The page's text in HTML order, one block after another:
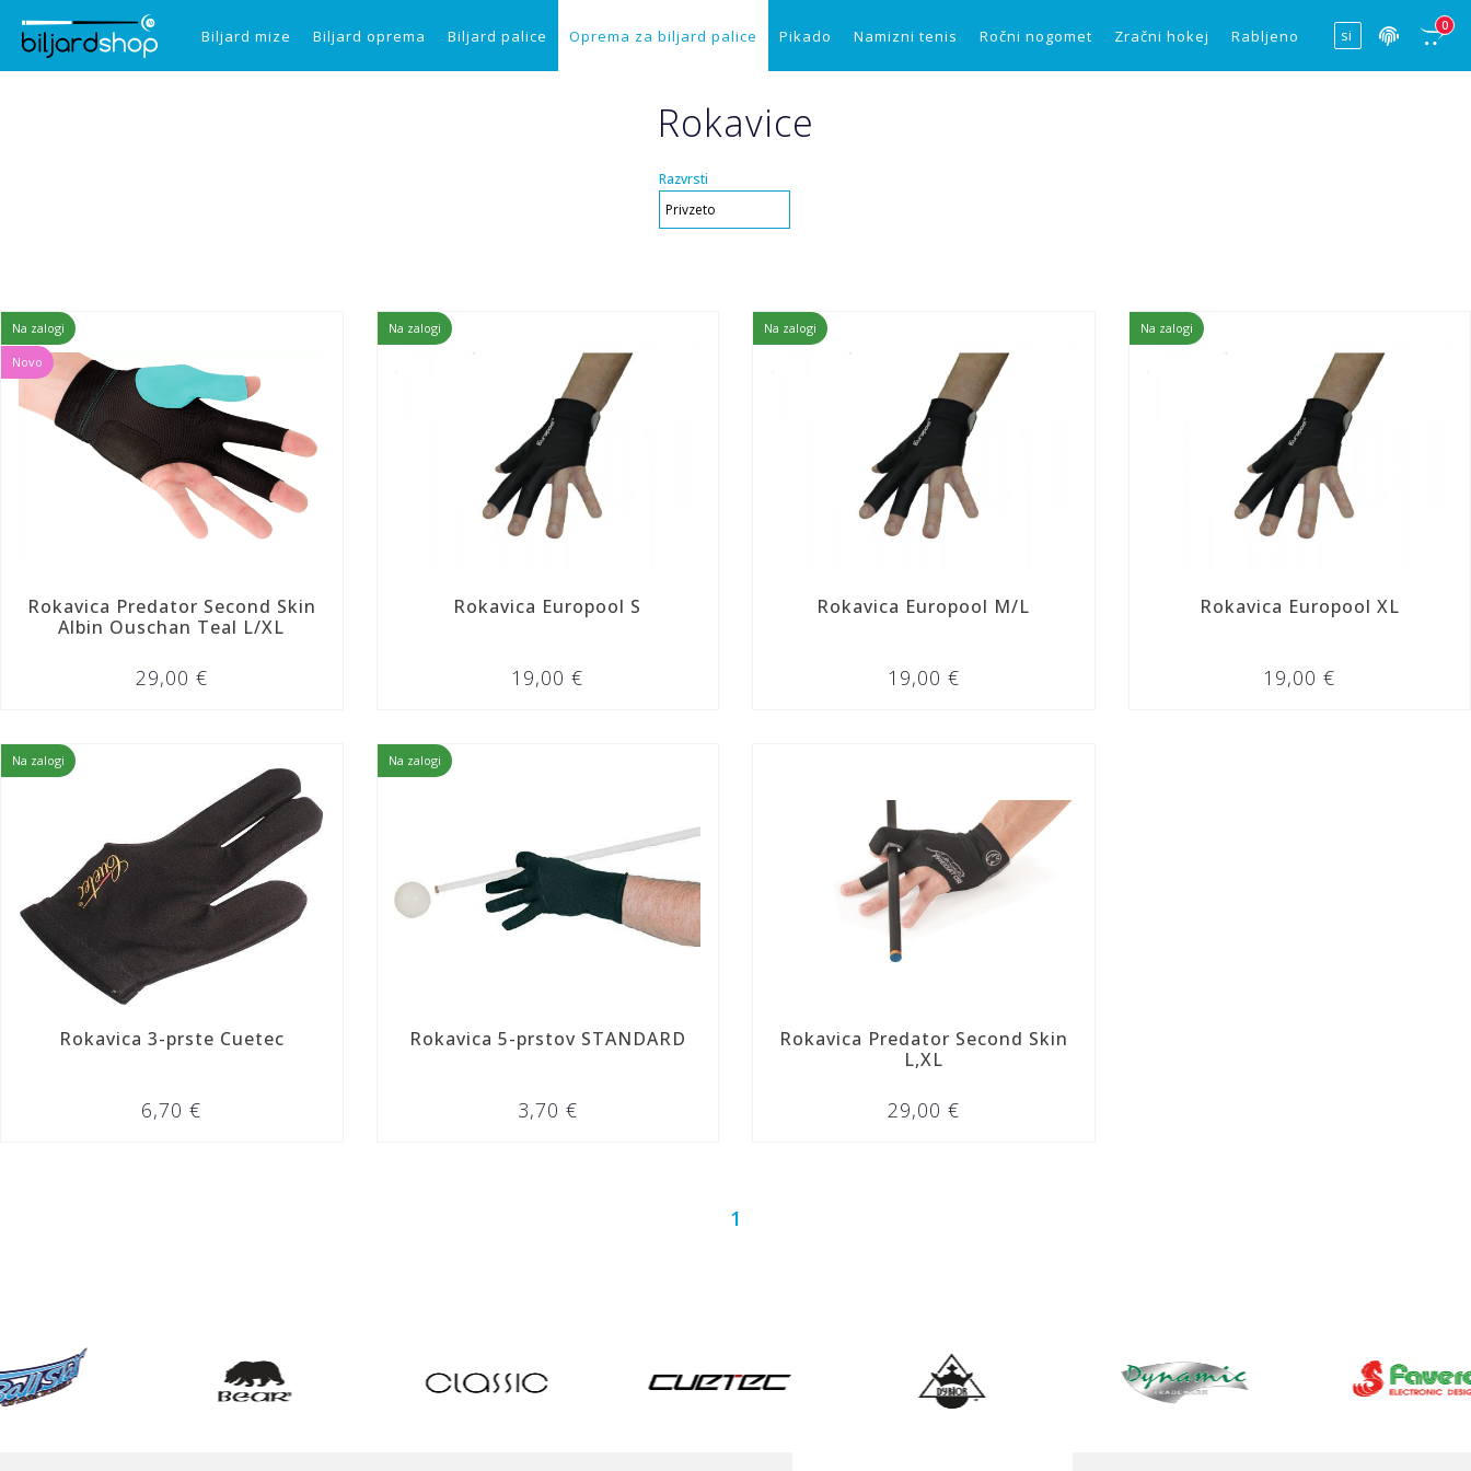
Biljard mize Biljard oprema Biljard palice Oprema za biljard palice Pikado Namizni tenis Ročni nogomet Zračni hokej Rabljeno
0
Rokavice
Razvrsti
Novo
Na zalogi
Rokavica Predator Second Skin
Albin Ouschan Teal L/XL
29,00 €
Na zalogi
Rokavica Europool S
19,00 €
Na zalogi
Rokavica Europool M/L
19,00 €
Na zalogi
Rokavica Europool XL
19,00 €
Na zalogi
Rokavica 3-prste Cuetec
6,70 €
Na zalogi
Rokavica 5-prstov STANDARD
3,70 €
Rokavica Predator Second Skin
L,XL
29,00 €
1